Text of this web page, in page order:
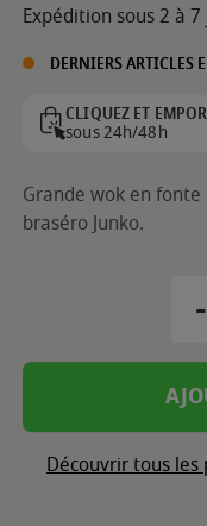
Expédition sous 2 à
DERNIERS ARTICLES
CLIQUEZ ET
sous 24h/48h
Grande wok en
braséro Junko.
-
Découvrir tous